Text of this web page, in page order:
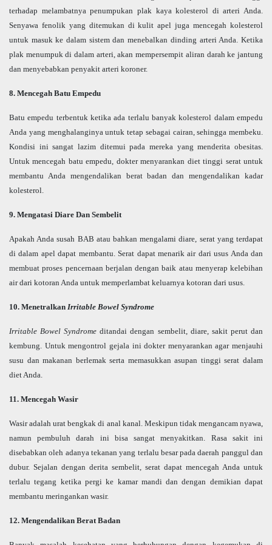
terhadap melambatnya penumpukan plak kaya kolesterol di arteri Anda.
Senyawa fenolik yang ditemukan di kulit apel juga mencegah kolesterol
untuk masuk ke dalam sistem dan menebalkan dinding arteri Anda. Ketika
plak menumpuk di dalam arteri, akan mempersempit aliran darah ke jantung
dan menyebabkan penyakit arteri koroner.
8. Mencegah Batu Empedu
Batu empedu terbentuk ketika ada terlalu banyak kolesterol dalam empedu
Anda yang menghalanginya untuk tetap sebagai cairan, sehingga membeku.
Kondisi ini sangat lazim ditemui pada mereka yang menderita obesitas.
Untuk mencegah batu empedu, dokter menyarankan diet tinggi serat untuk
membantu Anda mengendalikan berat badan dan mengendalikan kadar
kolesterol.
9. Mengatasi Diare Dan Sembelit
Apakah Anda susah BAB atau bahkan mengalami diare, serat yang terdapat
di dalam apel dapat membantu. Serat dapat menarik air dari usus Anda dan
membuat proses pencernaan berjalan dengan baik atau menyerap kelebihan
air dari kotoran Anda untuk memperlambat keluarnya kotoran dari usus.
10. Menetralkan Irritable Bowel Syndrome
Irritable Bowel Syndrome ditandai dengan sembelit, diare, sakit perut dan
kembung. Untuk mengontrol gejala ini dokter menyarankan agar menjauhi
susu dan makanan berlemak serta memasukkan asupan tinggi serat dalam
diet Anda.
11. Mencegah Wasir
Wasir adalah urat bengkak di anal kanal. Meskipun tidak mengancam nyawa,
namun pembuluh darah ini bisa sangat menyakitkan. Rasa sakit ini
disebabkan oleh adanya tekanan yang terlalu besar pada daerah panggul dan
dubur. Sejalan dengan derita sembelit, serat dapat mencegah Anda untuk
terlalu tegang ketika pergi ke kamar mandi dan dengan demikian dapat
membantu meringankan wasir.
12. Mengendalikan Berat Badan